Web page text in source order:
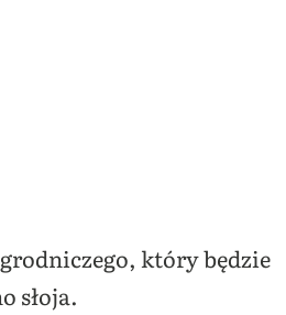
który będzie
słoja.